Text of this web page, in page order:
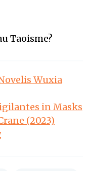
Taoisme?
Wuxia
in Masks
(2023)